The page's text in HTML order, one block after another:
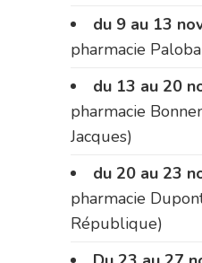
du 9 au 13
pharmacie
du 13 au 20
pharmacie
Jacques)
du 20 au 23
pharmacie
République)